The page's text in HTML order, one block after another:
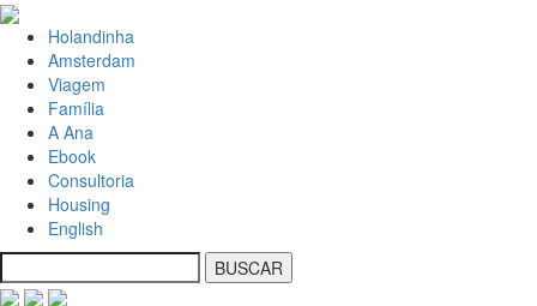
Holandinha
Amsterdam
Viagem
Família
A Ana
Ebook
Consultoria
Housing
English